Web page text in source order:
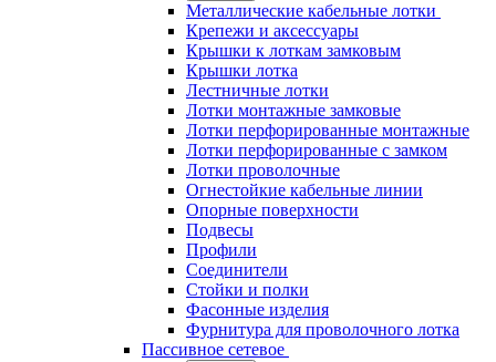
Металлические кабельные лотки
Крепежи и аксессуары
Крышки к лоткам замковым
Крышки лотка
Лестничные лотки
Лотки монтажные замковые
Лотки перфорированные монтажные
Лотки перфорированные с замком
Лотки проволочные
Огнестойкие кабельные линии
Опорные поверхности
Подвесы
Профили
Соединители
Стойки и полки
Фасонные изделия
Фурнитура для проволочного лотка
Пассивное сетевое